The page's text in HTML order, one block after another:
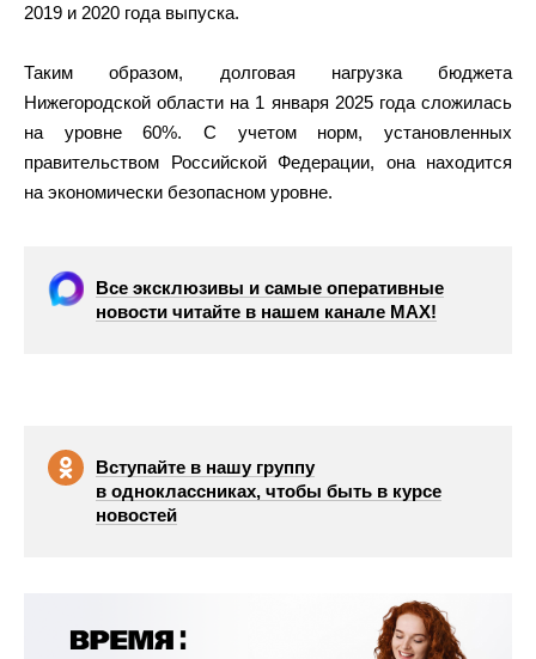
2019 и 2020 года выпуска.
Таким образом, долговая нагрузка бюджета
Нижегородской области на 1 января 2025 года сложилась
на уровне 60%. С учетом норм, установленных
правительством Российской Федерации, она находится
на экономически безопасном уровне.
Все эксклюзивы и самые оперативные
новости читайте в нашем канале МАХ!
Вступайте в нашу группу
в одноклассниках, чтобы быть в курсе
новостей